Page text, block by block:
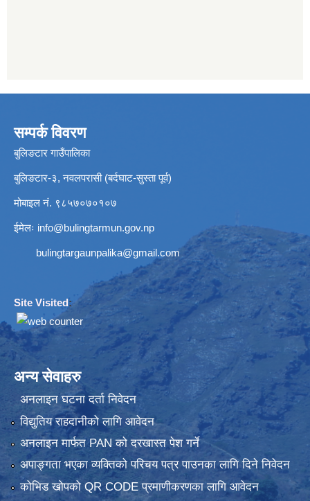
सम्पर्क विवरण
बुलिङटार गाउँपालिका
बुलिङटार-३, नवलपरासी (बर्दघाट-सुस्ता पूर्व)
मोबाइल नं. ९८५७०७०१०७
ईमेलः info@bulingtarmun.gov.np
bulingtargaunpalika@gmail.com
Site Visited:
अन्य सेवाहरु
अनलाइन घटना दर्ता निवेदन
विद्युतिय राहदानीको लागि आवेदन
अनलाइन मार्फत PAN को दरखास्त पेश गर्ने
अपाङ्गता भएका व्यक्तिको परिचय पत्र पाउनका लागि दिने निवेदन
कोभिड खोपको QR CODE प्रमाणीकरणका लागि आवेदन